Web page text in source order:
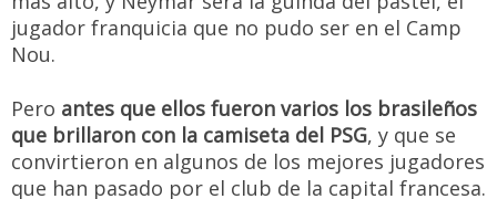
jugador franquicia que no pudo ser en el Camp
Nou.
Pero antes que ellos fueron varios los brasileños
que brillaron con la camiseta del PSG, y que se
convirtieron en algunos de los mejores jugadores
que han pasado por el club de la capital francesa.